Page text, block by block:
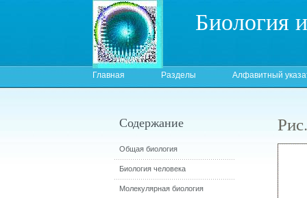
Биология
Главная Разделы Алфавитный
Содержание
Общая биология
Биология человека
Молекулярная биология